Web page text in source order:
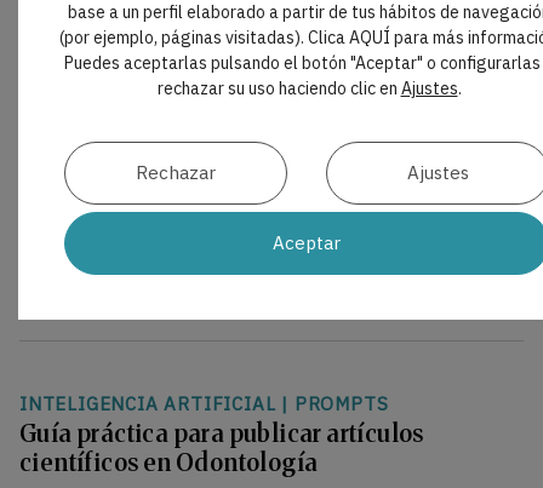
AL DÍA
El Gobierno propone una nueva regulación
para medicamentos y productos sanitarios
Ley de Medicamentos y Productos Sanitarios, que
inicia ahora su tramitación parlamentaria. La
reforma actualiza el marco vigente desde 2015 e
incorpora medidas sobre innovación,
abastecimiento, financiación, prescripción y
dispensación.
INTELIGENCIA ARTIFICIAL | PROMPTS
Guía práctica para publicar artículos
científicos en Odontología
base a un perfil elaborado a partir de tus hábitos de
(por ejemplo, páginas visitadas). Clica AQUÍ para más
Puedes aceptarlas pulsando el botón "Aceptar" o
rechazar su uso haciendo clic en Ajustes.
Aceptar
Rechazar Ajustes